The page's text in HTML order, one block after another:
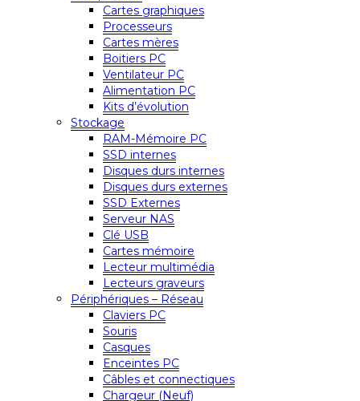
Cartes graphiques
Processeurs
Cartes mères
Boitiers PC
Ventilateur PC
Alimentation PC
Kits d’évolution
Stockage
RAM-Mémoire PC
SSD internes
Disques durs internes
Disques durs externes
SSD Externes
Serveur NAS
Clé USB
Cartes mémoire
Lecteur multimédia
Lecteurs graveurs
Périphériques – Réseau
Claviers PC
Souris
Casques
Enceintes PC
Câbles et connectiques
Chargeur (Neuf)